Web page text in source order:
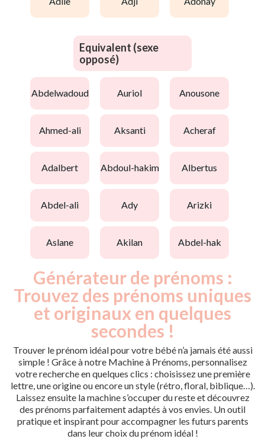
Equivalent (sexe
opposé)
abdelwadoud auriol anousone
ahmed-ali aksanti acheraf
adalbert abdoul-hakim albertus
abdel-ali ady arizki
aslane akilan abdel-hak
Générateur de prénoms :
Trouvez des prénoms uniques
et originaux en quelques
secondes !
Trouver le prénom idéal pour votre bébé n’a jamais été aussi
simple ! Grâce à notre Machine à Prénoms, personnalisez
votre recherche en quelques clics : choisissez une première
lettre, une origine ou encore un style (rétro, floral, biblique…).
Laissez ensuite la machine s’occuper du reste et découvrez
des prénoms parfaitement adaptés à vos envies. Un outil
pratique et inspirant pour accompagner les futurs parents
dans leur choix du prénom idéal !